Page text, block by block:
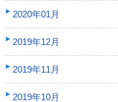
2020年01月
2019年12月
2019年11月
2019年10月